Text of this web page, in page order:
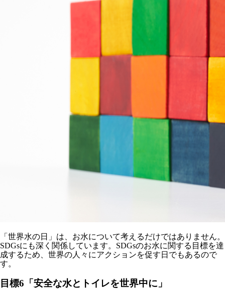
「世界水の日」は、お水について考えるだけではありません。
SDGsにも深く関係しています。SDGsのお水に関する目標を達
成するため、世界の人々にアクションを促す日でもあるので
す。
目標6「安全な水とトイレを世界中に」